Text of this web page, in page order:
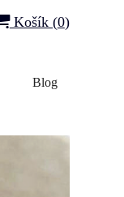
Košík (0)
Blog